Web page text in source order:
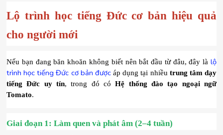
Lộ trình học tiếng Đức cơ bản hiệu quả
cho người mới
Nếu bạn đang băn khoăn không biết nên bắt đầu từ đâu, đây là lộ
trình học tiếng Đức cơ bản được áp dụng tại nhiều trung tâm dạy
tiếng Đức uy tín, trong đó có Hệ thống đào tạo ngoại ngữ
Tomato.
Giai đoạn 1: Làm quen và phát âm (2–4 tuần)